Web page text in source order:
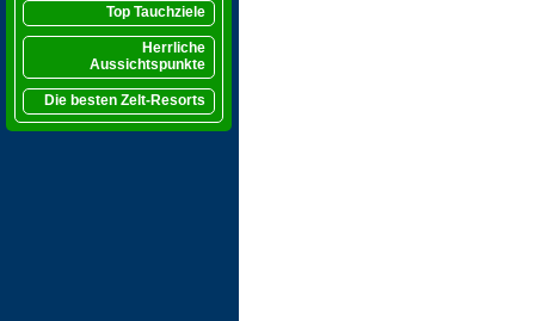
Top Tauchziele
Herrliche
Aussichtspunkte
Die besten Zelt-Resorts